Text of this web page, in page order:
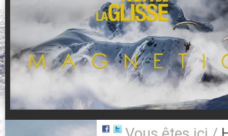
Aujourd'hui : T° Min : °C T° Max :°C
Suivez en direct l'actualité des stations